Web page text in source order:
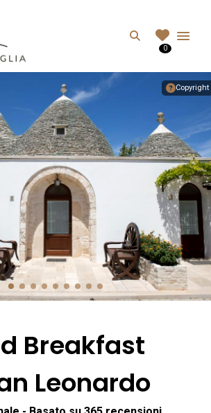
Search
0
Copyright
Breakfast
Leonardo